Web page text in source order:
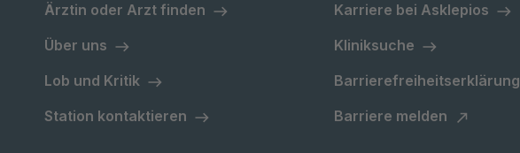
Ärztin oder Arzt finden
Über uns
Lob und Kritik
Station kontaktieren
Karriere bei Asklepios
Kliniksuche
Barrierefreiheitserklärung
Barriere melden